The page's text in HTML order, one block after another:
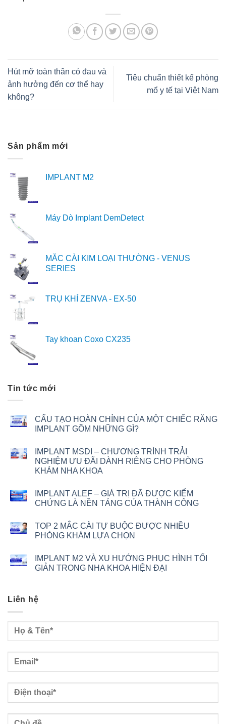
Hút mỡ toàn thân có đau và
ảnh hưởng đến cơ thể hay
không?
Tiêu chuẩn thiết kế phòng
mổ y tế tại Việt Nam
Sản phẩm mới
IMPLANT M2
Máy Dò Implant DemDetect
MẮC CÀI KIM LOẠI THƯỜNG - VENUS
SERIES
TRỤ KHÍ ZENVA - EX-50
Tay khoan Coxo CX235
Tin tức mới
CẤU TẠO HOÀN CHỈNH CỦA MỘT CHIẾC RĂNG
IMPLANT GỒM NHỮNG GÌ?
IMPLANT MSDI – CHƯƠNG TRÌNH TRẢI
NGHIỆM ƯU ĐÃI DÀNH RIÊNG CHO PHÒNG
KHÁM NHA KHOA
IMPLANT ALEF – GIÁ TRỊ ĐÃ ĐƯỢC KIỂM
CHỨNG LÀ NỀN TẢNG CỦA THÀNH CÔNG
TOP 2 MẮC CÀI TỰ BUỘC ĐƯỢC NHIỀU
PHÒNG KHÁM LỰA CHỌN
IMPLANT M2 VÀ XU HƯỚNG PHỤC HÌNH TỐI
GIẢN TRONG NHA KHOA HIỆN ĐẠI
Liên hệ